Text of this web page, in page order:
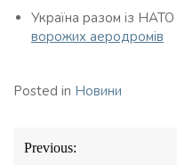
Україна разом із НАТО
ворожих аеродромів
Posted in Новини
Навігація
записів
Previous: